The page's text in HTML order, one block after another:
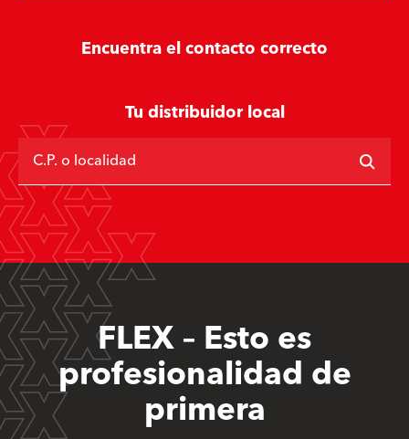
Encuentra el contacto correcto
Tu distribuidor local
C.P. o localidad
FLEX – Esto es
profesionalidad de
primera